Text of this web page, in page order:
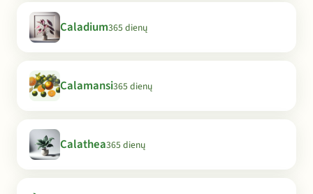
Caladium365 dienų
Calamansi365 dienų
Calathea365 dienų